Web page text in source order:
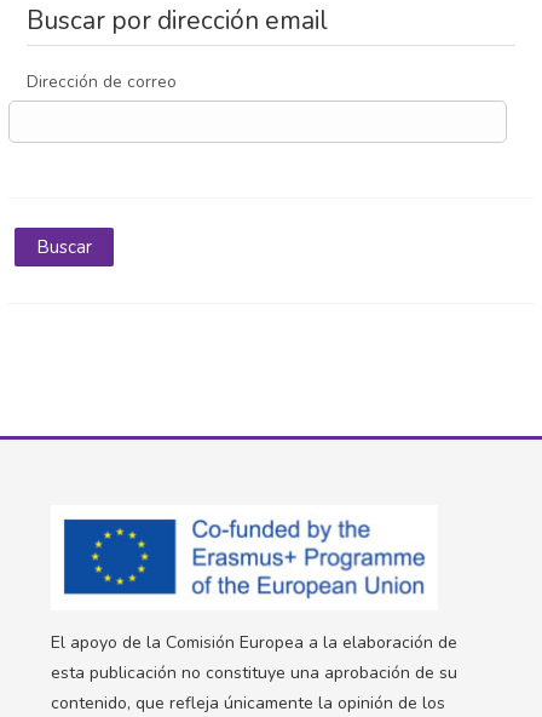
Buscar por dirección email
Dirección de correo
El apoyo de la Comisión Europea a la elaboración de
esta publicación no constituye una aprobación de su
contenido, que refleja únicamente la opinión de los